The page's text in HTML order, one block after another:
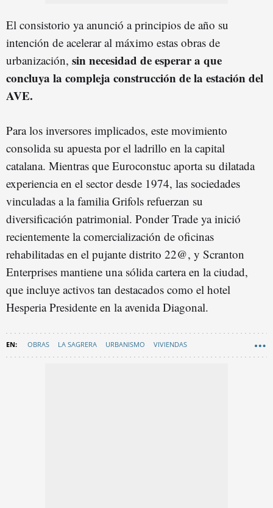
El consistorio ya anunció a principios de año su
intención de acelerar al máximo estas obras de
urbanización, sinnecesidad de esperar a que
concluya la compleja construcción de la estación del
AVE.
Para los inversores implicados, este movimiento
consolida su apuesta por el ladrillo en la capital
catalana. Mientras que Euroconstuc aporta su dilatada
experiencia en el sector desde 1974, las sociedades
vinculadas a la familia Grifols refuerzan su
diversificación patrimonial. Ponder Trade ya inició
recientemente la comercialización de oficinas
rehabilitadas en el pujante distrito 22@, y Scranton
Enterprises mantiene una sólida cartera en la ciudad,
que incluye activos tan destacados como el hotel
Hesperia Presidente en la avenida Diagonal.
OBRAS LA SAGRERA URBANISMO VIVIENDAS